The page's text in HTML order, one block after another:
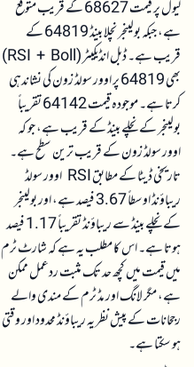
لیول پر قیمت 68627 کے قریب متوقع
ہے، جبکہ بولینجر نچلا بینڈ 64819 کے
قریب ہے۔ ڈبل انڈیکیٹر (RSI + Boll)
بھی 64819 پر اوور سولڈ زون کی نشاندہی
کرتا ہے۔ موجودہ قیمت 64142 تقریباً
بولینجر کے نچلے بینڈ کے قریب ہے، جو کہ
اوور سولڈ زون کے قریب ترین سطح ہے۔
تاریخی ڈیٹا کے مطابق RSI اوور سولڈ
ریباؤنڈ اوسطاً 3.67 فیصد ہے، اور بولینجر
کے نچلے بینڈ سے ریباؤنڈ تقریباً 1.17 فیصد
ہوتا ہے۔ اس کا مطلب یہ ہے کہ شارٹ ٹرم
میں قیمت میں کچھ حد تک مثبت ردعمل ممکن
ہے، مگر لانگ اور مڈ ٹرم کے مندی والے
رجحانات کے پیش نظر یہ ریباؤنڈ محدود اور وقتی
ہو سکتا ہے۔